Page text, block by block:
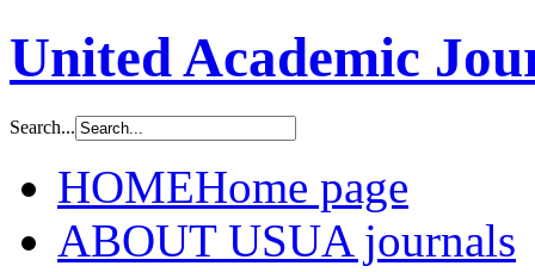
United Academic
Search...
HOMEHome page
ABOUT USUA journals